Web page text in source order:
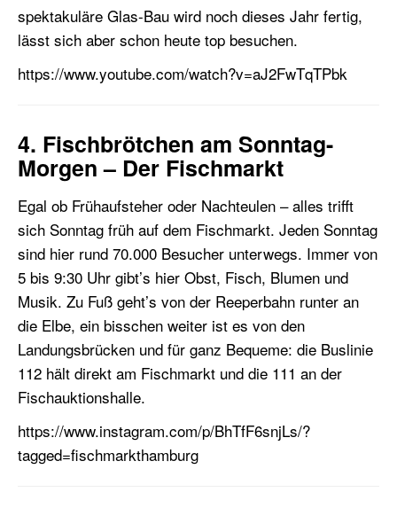
spektakuläre Glas-Bau wird noch dieses Jahr fertig,
lässt sich aber schon heute top besuchen.
https://www.youtube.com/watch?v=aJ2FwTqTPbk
4. Fischbrötchen am Sonntag-
Morgen – Der Fischmarkt
Egal ob Frühaufsteher oder Nachteulen – alles trifft
sich Sonntag früh auf dem Fischmarkt. Jeden Sonntag
sind hier rund 70.000 Besucher unterwegs. Immer von
5 bis 9:30 Uhr gibt’s hier Obst, Fisch, Blumen und
Musik. Zu Fuß geht’s von der Reeperbahn runter an
die Elbe, ein bisschen weiter ist es von den
Landungsbrücken und für ganz Bequeme: die Buslinie
112 hält direkt am Fischmarkt und die 111 an der
Fischauktionshalle.
https://www.instagram.com/p/BhTfF6snjLs/?
tagged=fischmarkthamburg